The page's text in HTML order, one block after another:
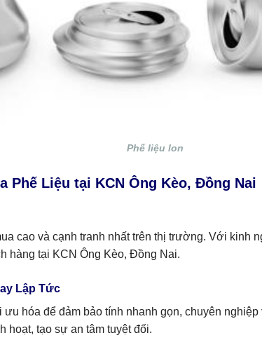
Phế liệu lon
Phế Liệu tại KCN Ông Kèo, Đồng Nai
cao và cạnh tranh nhất trên thị trường. Với kinh
hàng tại KCN Ông Kèo, Đồng Nai.
Lập Tức
hóa để đảm bảo tính nhanh gọn, chuyên
hoạt, tạo sự an tâm tuyệt đối.